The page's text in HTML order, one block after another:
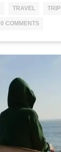
TRAVEL
0 COMMENTS